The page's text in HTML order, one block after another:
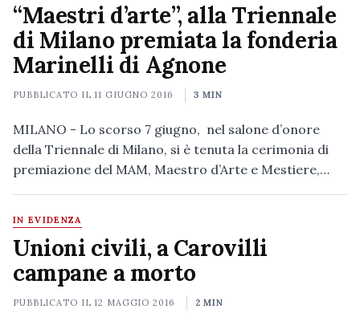
“Maestri d’arte”, alla Triennale
di Milano premiata la fonderia
Marinelli di Agnone
PUBBLICATO IL11 GIUGNO 2016 3 MIN
MILANO - Lo scorso 7 giugno, nel salone d’onore
della Triennale di Milano, si è tenuta la cerimonia di
premiazione del MAM, Maestro d’Arte e Mestiere,…
IN EVIDENZA
Unioni civili, a Carovilli
campane a morto
PUBBLICATO IL12 MAGGIO 2016 2 MIN